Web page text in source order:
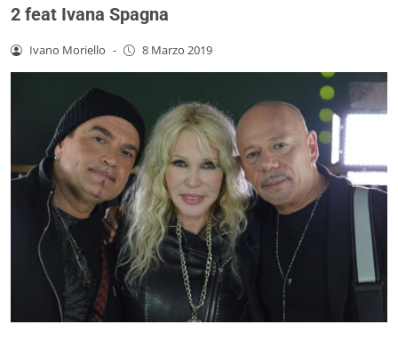
2 feat Ivana Spagna
Ivano Moriello - 8 Marzo 2019